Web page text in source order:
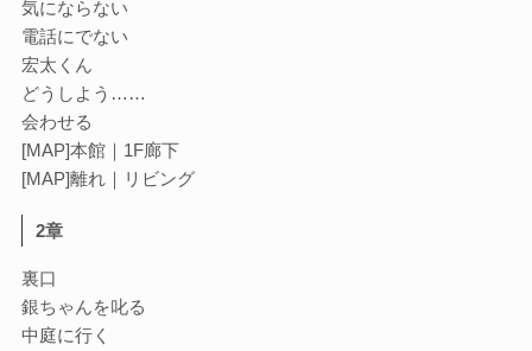
気にならない
電話にでない
宏太くん
どうしよう……
会わせる
[MAP]本館｜1F廊下
[MAP]離れ｜リビング
2章
裏口
銀ちゃんを叱る
中庭に行く